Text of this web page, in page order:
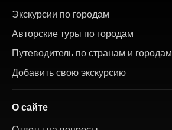
Экскурсии по городам
Авторские туры по городам
Путеводитель по странам и городам
Добавить свою экскурсию
О сайте